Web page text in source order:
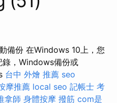
備份 在Windows 10上，您
錄，Windows備份或
台中 外燴 推薦 seo
摩推薦 local seo 記帳士 考
拿師 身體按摩 撥筋 com是